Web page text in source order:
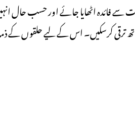
فائدہ اٹھایا جائے اور حسب حال
ترقی کرسکیں۔ اس کے لیے حلقوں کے